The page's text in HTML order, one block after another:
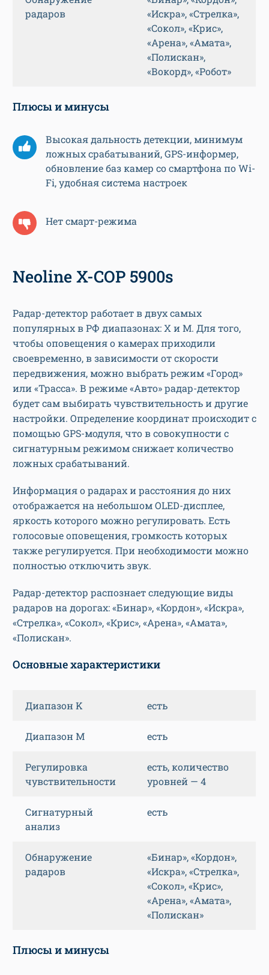
радаров
«Искра», «Стрелка»,
«Сокол», «Крис»,
«Арена», «Амата»,
«Полискан»,
«Вокорд», «Робот»
Плюсы и минусы
Высокая дальность детекции, минимум
ложных срабатываний, GPS-информер,
обновление баз камер со смартфона по Wi-
Fi, удобная система настроек
Нет смарт-режима
Neoline X-COP 5900s
Радар-детектор работает в двух самых
популярных в РФ диапазонах: X и M. Для того,
чтобы оповещения о камерах приходили
своевременно, в зависимости от скорости
передвижения, можно выбрать режим «Город»
или «Трасса». В режиме «Авто» радар-детектор
будет сам выбирать чувствительность и другие
настройки. Определение координат происходит с
помощью GPS-модуля, что в совокупности с
сигнатурным режимом снижает количество
ложных срабатываний.
Информация о радарах и расстояния до них
отображается на небольшом OLED-дисплее,
яркость которого можно регулировать. Есть
голосовые оповещения, громкость которых
также регулируется. При необходимости можно
полностью отключить звук.
Радар-детектор распознает следующие виды
радаров на дорогах: «Бинар», «Кордон», «Искра»,
«Стрелка», «Сокол», «Крис», «Арена», «Амата»,
«Полискан».
Основные характеристики
Диапазон K есть
Диапазон M есть
Регулировка
чувствительности
есть, количество
уровней — 4
Сигнатурный
анализ
есть
Обнаружение
радаров
«Бинар», «Кордон»,
«Искра», «Стрелка»,
«Сокол», «Крис»,
«Арена», «Амата»,
«Полискан»
Плюсы и минусы